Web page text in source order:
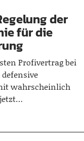
der
für die
Profivertrag bei
wahrscheinlich